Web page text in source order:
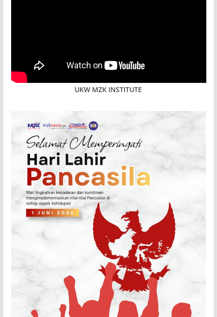
UKW MZK INSTITUTE